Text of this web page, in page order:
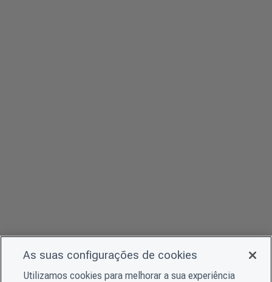
As suas configurações de cookies
Utilizamos cookies para melhorar a sua experiência